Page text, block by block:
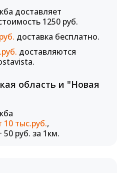
доставляет
1250 руб.
доставка бесплатно.
доставляются
область и "Новая
10 тыс.руб.,
руб. за 1км.